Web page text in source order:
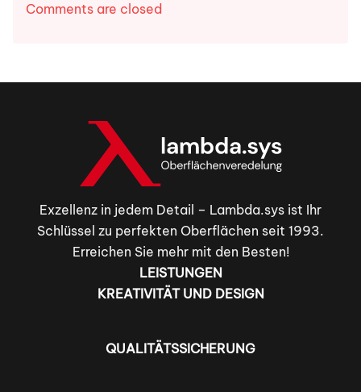
Comments are closed
Exzellenz in jedem Detail – Lambda.sys ist Ihr
Schlüssel zu perfekten Oberflächen seit 1993.
Erreichen Sie mehr mit den Besten!
LEISTUNGEN
KREATIVITÄT UND DESIGN
QUALITÄTSSICHERUNG